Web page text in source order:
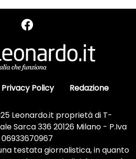
Privacy Policy Redazione
Leonardo.it proprietà di T-
Sarca 336 20126 Milano - P.Iva
06933670967
testata giornalistica, in quanto